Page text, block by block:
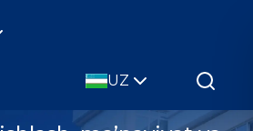
UZ